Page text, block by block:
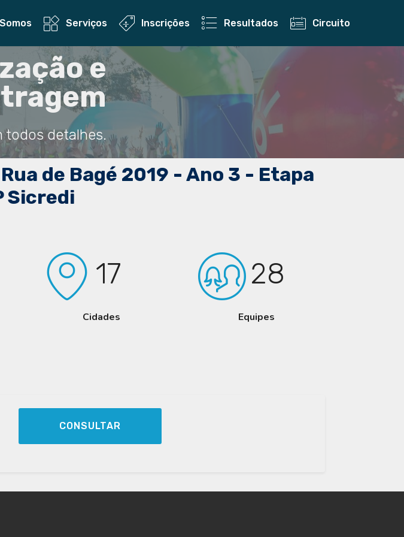
Serviços Inscrições Resultados Circuito
e
todos detalhes.
de Bagé 2019 - Ano 3 - Etapa
Sicredi
17
Cidades
28
Equipes
CONSULTAR